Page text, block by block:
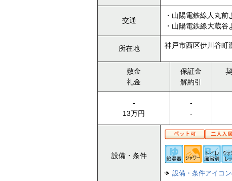
交通
・山陽電鉄線人丸前
・山陽電鉄線大蔵谷
所在地 神戸市西区伊川谷町
敷金
礼金
保証金
解約引
-
13万円
-
-
設備・条件
設備・条件アイコ